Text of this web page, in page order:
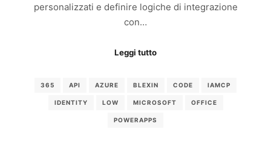
personalizzati e definire logiche di integrazione
con…
Leggi tutto
365 API AZURE BLEXIN CODE IAMCP
IDENTITY LOW MICROSOFT OFFICE
POWERAPPS